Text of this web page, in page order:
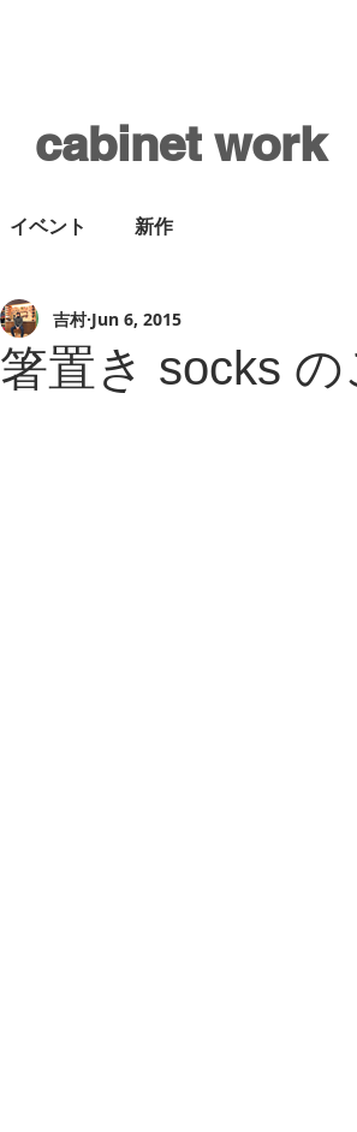
cabinet work
イベント 新作
箸置き socks の
吉村 Jun 6, 2015